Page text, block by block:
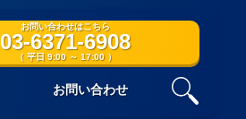
お問い合わせはこちら
03-6371-6908
（ 平日 9:00 ～ 17:00 ）
お問い合わせ